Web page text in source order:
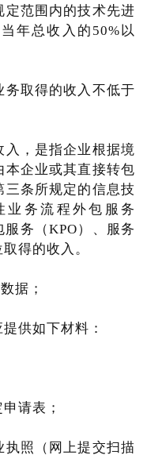
定范围内的技术先进
年总收入的50%以
务取得的收入不低于
入，是指企业根据境
企业或其直接转包
条所规定的信息技
业务流程外包服务
服务（KPO）、服务
得的收入。
据；
供如下材料：
请表；
执照（网上提交扫描